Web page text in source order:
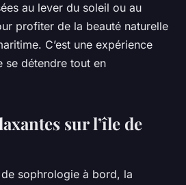
au lever du soleil ou au
profiter de la beauté naturelle
C’est une expérience
se détendre tout en
sur l’île de
sophrologie à bord, la